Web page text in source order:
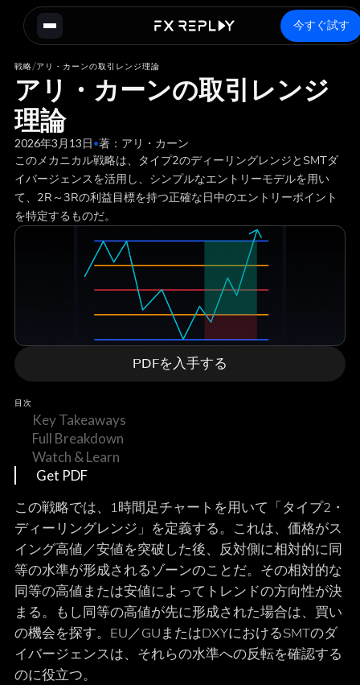
今すぐ試す
戦略/アリ・カーンの取引レンジ理論
アリ・カーンの取引レンジ
理論
2026年3月13日•著： アリ・カーン
このメカニカル戦略は、タイプ2のディーリングレンジとSMTダ
イバージェンスを活用し、シンプルなエントリーモデルを用い
て、2R～3Rの利益目標を持つ正確な日中のエントリーポイント
を特定するものだ。
PDFを入手する
目次
Key Takeaways
Full Breakdown
Watch & Learn
Get PDF
この戦略では、1時間足チャートを用いて「タイプ2・
ディーリングレンジ」を定義する。これは、価格がス
イング高値／安値を突破した後、反対側に相対的に同
等の水準が形成されるゾーンのことだ。その相対的な
同等の高値または安値によってトレンドの方向性が決
まる。もし同等の高値が先に形成された場合は、買い
の機会を探す。EU／GUまたはDXYにおけるSMTのダ
イバージェンスは、それらの水準への反転を確認する
のに役立つ。